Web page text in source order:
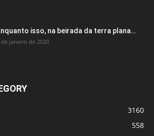
isso, na beirada da terra plana…
de janeiro de 2020
3160
558